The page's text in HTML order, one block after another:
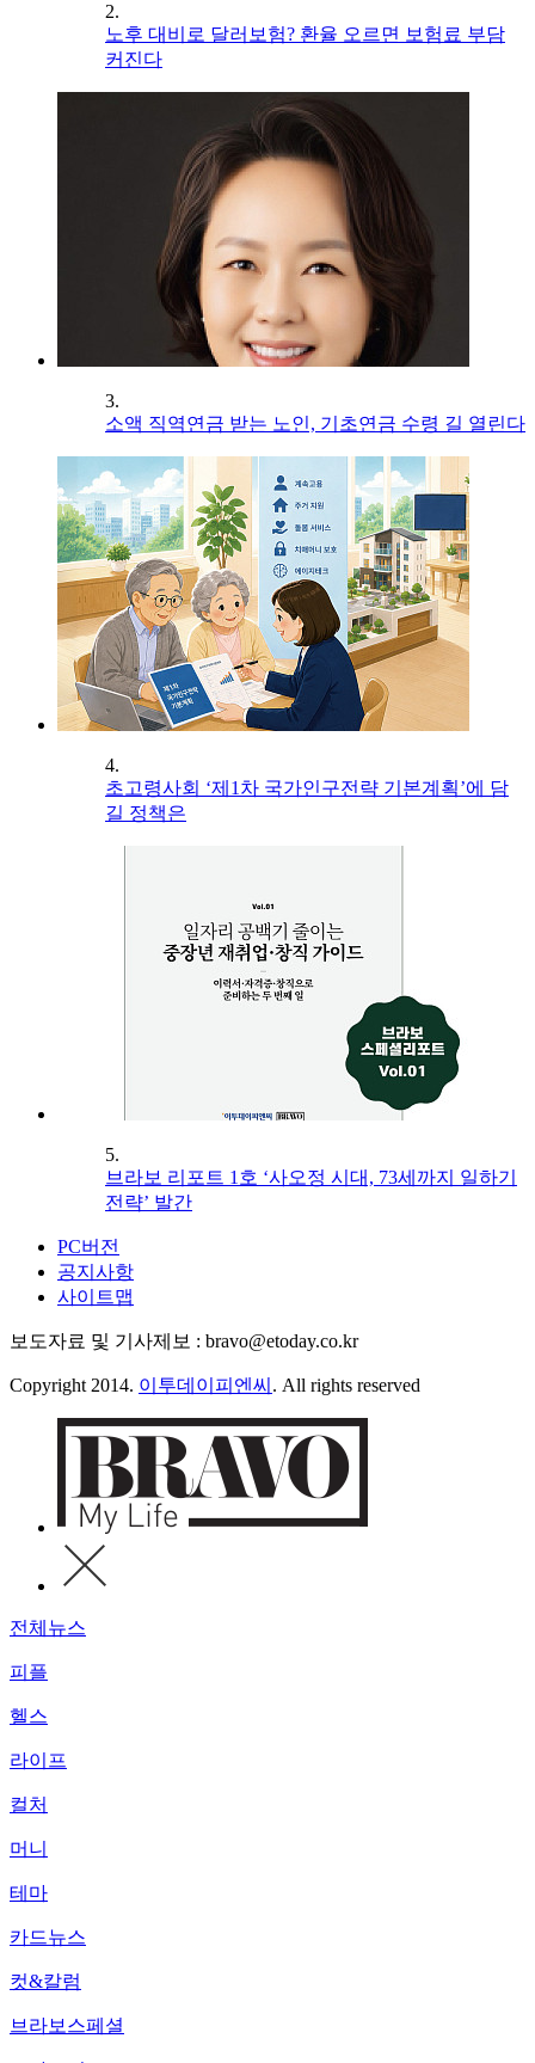
2.
노후 대비로 달러보험? 환율 오르면 보험료 부담
커진다
3.
소액 직역연금 받는 노인, 기초연금 수령 길 열린다
4.
초고령사회 ‘제1차 국가인구전략 기본계획’에 담
길 정책은
5.
브라보 리포트 1호 ‘사오정 시대, 73세까지 일하기
전략’ 발간
PC버전
공지사항
사이트맵
보도자료 및 기사제보 : bravo@etoday.co.kr
Copyright 2014. 이투데이피엔씨 . All rights reserved
전체뉴스
피플
헬스
라이프
컬처
머니
테마
카드뉴스
컷&칼럼
브라보스페셜